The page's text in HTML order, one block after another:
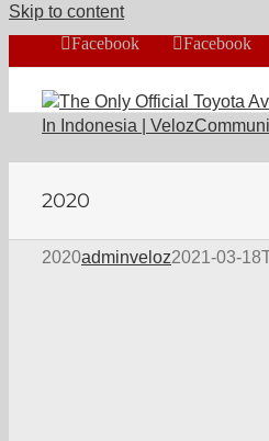
Skip to content
Facebook
Facebook
2020
2020adminveloz2021-03-